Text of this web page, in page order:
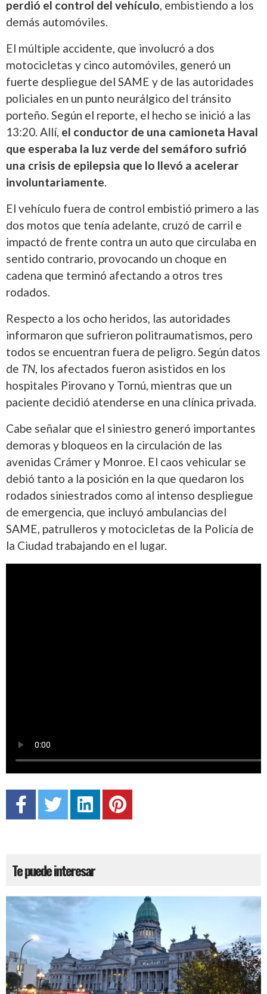
perdió el control del vehículo, embistiendo a los
demás automóviles.
El múltiple accidente, que involucró a dos
motocicletas y cinco automóviles, generó un
fuerte despliegue del SAME y de las autoridades
policiales en un punto neurálgico del tránsito
porteño. Según el reporte, el hecho se inició a las
13:20. Allí, el conductor de una camioneta Haval
que esperaba la luz verde del semáforo sufrió
una crisis de epilepsia que lo llevó a acelerar
involuntariamente.
El vehículo fuera de control embistió primero a las
dos motos que tenía adelante, cruzó de carril e
impactó de frente contra un auto que circulaba en
sentido contrario, provocando un choque en
cadena que terminó afectando a otros tres
rodados.
Respecto a los ocho heridos, las autoridades
informaron que sufrieron politraumatismos, pero
todos se encuentran fuera de peligro. Según datos
de TN, los afectados fueron asistidos en los
hospitales Pirovano y Tornú, mientras que un
paciente decidió atenderse en una clínica privada.
Cabe señalar que el siniestro generó importantes
demoras y bloqueos en la circulación de las
avenidas Crámer y Monroe. El caos vehicular se
debió tanto a la posición en la que quedaron los
rodados siniestrados como al intenso despliegue
de emergencia, que incluyó ambulancias del
SAME, patrulleros y motocicletas de la Policía de
la Ciudad trabajando en el lugar.
Te puede interesar